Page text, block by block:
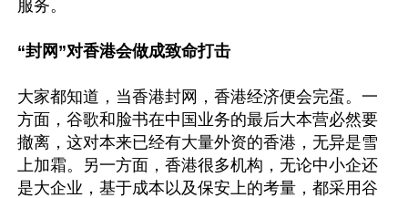
服务。
“封网”对香港会做成致命打击
大家都知道，当香港封网，香港经济便会完蛋。一
方面，谷歌和脸书在中国业务的最后大本营必然要
撤离，这对本来已经有大量外资的香港，无异是雪
上加霜。另一方面，香港很多机构，无论中小企还
是大企业，基于成本以及保安上的考量，都采用谷